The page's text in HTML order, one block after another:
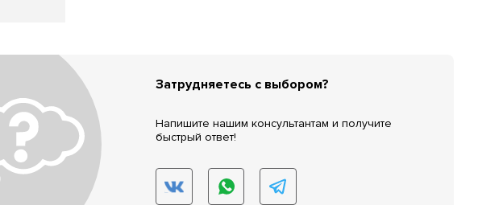
Затрудняетесь с выбором?
Напишите нашим консультантам и получите
быстрый ответ!